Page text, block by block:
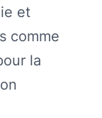
et
comme
la